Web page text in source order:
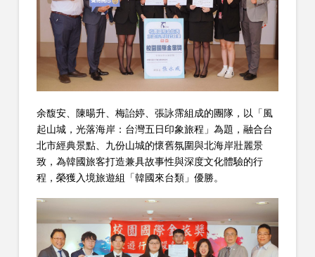
余馥安、陳暘升、梅詒婷、張詠霈組成的團隊，以「風
起山城，光落海岸：台灣五日印象旅程」為題，融合台
北市經典景點、九份山城的懷舊氛圍與北海岸壯麗景
致，為韓國旅客打造兼具故事性與深度文化體驗的行
程，榮獲入境旅遊組「韓國來台類」優勝。